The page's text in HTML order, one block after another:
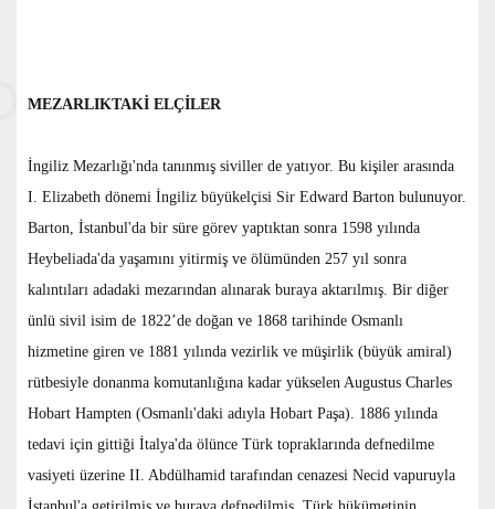
MEZARLIKTAKİ ELÇİLER
İngiliz Mezarlığı'nda tanınmış siviller de yatıyor. Bu kişiler arasında
I. Elizabeth dönemi İngiliz büyükelçisi Sir Edward Barton bulunuyor.
Barton, İstanbul'da bir süre görev yaptıktan sonra 1598 yılında
Heybeliada'da yaşamını yitirmiş ve ölümünden 257 yıl sonra
kalıntıları adadaki mezarından alınarak buraya aktarılmış. Bir diğer
ünlü sivil isim de 1822’de doğan ve 1868 tarihinde Osmanlı
hizmetine giren ve 1881 yılında vezirlik ve müşirlik (büyük amiral)
rütbesiyle donanma komutanlığına kadar yükselen Augustus Charles
Hobart Hampten (Osmanlı'daki adıyla Hobart Paşa). 1886 yılında
tedavi için gittiği İtalya'da ölünce Türk topraklarında defnedilme
vasiyeti üzerine II. Abdülhamid tarafından cenazesi Necid vapuruyla